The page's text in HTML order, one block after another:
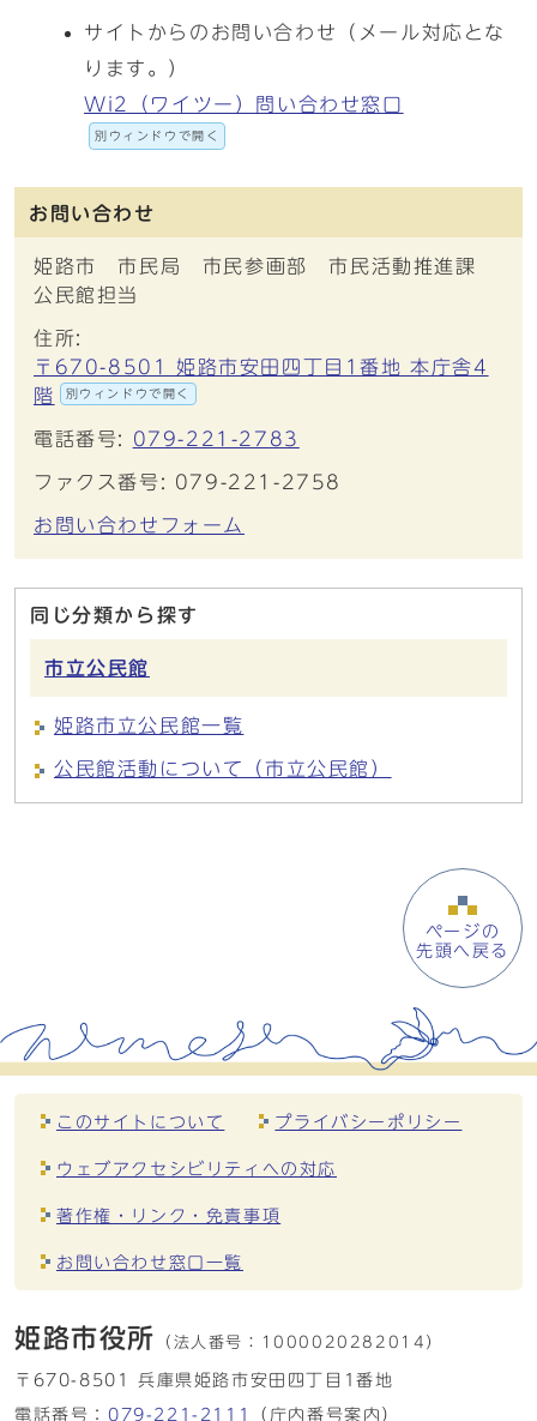
サイトからのお問い合わせ（メール対応とな
ります。）
Wi2（ワイツー）問い合わせ窓口
別ウィンドウで開く
お問い合わせ
姫路市 市民局 市民参画部 市民活動推進課
公民館担当
住所:
〒670-8501 姫路市安田四丁目1番地 本庁舎4
階
別ウィンドウで開く
電話番号: 079-221-2783
ファクス番号: 079-221-2758
お問い合わせフォーム
同じ分類から探す
市立公民館
姫路市立公民館一覧
公民館活動について（市立公民館）
ページの
先頭へ戻る
このサイトについて プライバシーポリシー
ウェブアクセシビリティへの対応
著作権・リンク・免責事項
お問い合わせ窓口一覧
姫路市役所 （法人番号： 1000020282014）
〒670-8501 兵庫県姫路市安田四丁目1番地
電話番号： 079-221-2111 （庁内番号案内）